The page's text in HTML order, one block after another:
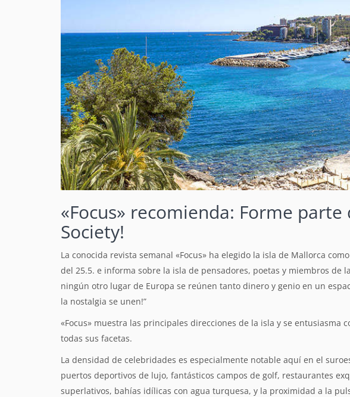
«Focus» recomienda: Forme
Society!
La conocida revista semanal «Focus» ha elegido la isla de Mallorca
del 25.5. e informa sobre la isla de pensadores, poetas y miembros de
ningún otro lugar de Europa se reúnen tanto dinero y genio en un
la nostalgia se unen!”
«Focus» muestra las principales direcciones de la isla y se entusiasma
todas sus facetas.
La densidad de celebridades es especialmente notable aquí en el
puertos deportivos de lujo, fantásticos campos de golf, restaurantes
superlativos, bahías idílicas con agua turquesa, y la proximidad a la